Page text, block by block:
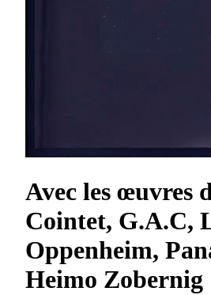
Avec les œuvres
Cointet, G.A.C,
Oppenheim,
Heimo Zobernig